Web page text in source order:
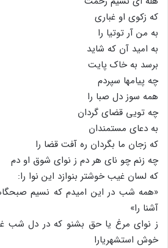
که زکوى او غبارى
به من آر توتیا را
به امید آن که شاید
برسد به خاک پایت
چه پیامها سپردم
همه سوز دل صبا را
چه تویى قضاى گردان
به دعاى مستمندان
که زجان ما بگردان ره آفت قضا را
چه زنم چو ناى هر دم ز نواى شوق او دم
که لسان غیب خوشتر بنوازد این نوا را:
«همه شب در این امیدم که نسیم
آشنا را»
ز نواى مرغ یا حق بشنو که در دل شب
خوش است‏شهریارا